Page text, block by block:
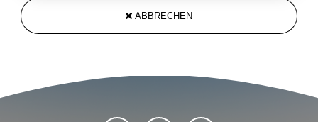
ABBRECHEN